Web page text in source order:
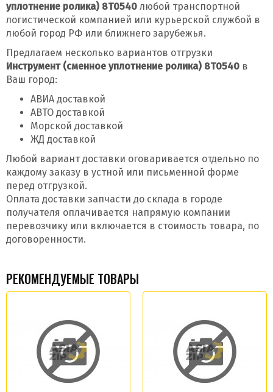
уплотнение ролика) 8T0540 любой транспортной
логистической компанией или курьерской службой в
любой город РФ или ближнего зарубежья.
Предлагаем несколько вариантов отгрузки
Инструмент (сменное уплотнение ролика) 8T0540 в
Ваш город:
АВИА доставкой
АВТО доставкой
Морской доставкой
ЖД доставкой
Любой вариант доставки оговаривается отдельно по
каждому заказу в устной или письменной форме
перед отгрузкой.
Оплата доставки запчасти до склада в городе
получателя оплачивается напрямую компании
перевозчику или включается в стоимость товара, по
договоренности.
РЕКОМЕНДУЕМЫЕ ТОВАРЫ